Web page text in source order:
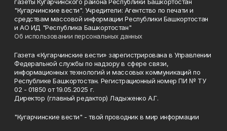
"Кугарчинские вести". Учредители: Агентство по печати и
средствам массовой информации Республики Башкортостан
и АО ИД "Республика Башкортостан"
Об использовании персональных данных
Газета «Кугарчинские вести» зарегистрирована в Управлении
Федеральной службы по надзору в сфере связи,
информационных технологий и массовых коммуникаций по
Республике Башкортостан. Регистрационный номер ПИ № ТУ
02 - 01850 от 19.05.2025 г.
Директор (главный редактор) Ладыженко А.Г.
"Кугарчинские вести" - твой проводник в мир информации